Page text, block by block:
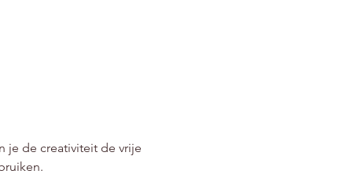
je de creativiteit de vrije